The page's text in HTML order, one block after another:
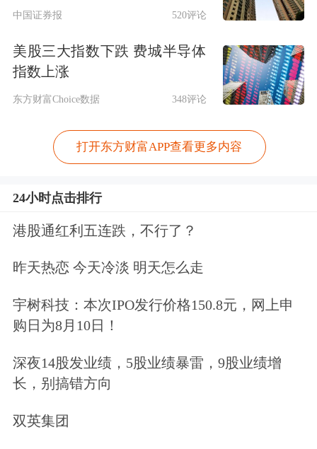
中国证券报 520评论
美股三大指数下跌 费城半导体
指数上涨
东方财富Choice数据 348评论
打开东方财富APP查看更多内容
24小时点击排行
港股通红利五连跌，不行了？
昨天热恋 今天冷淡 明天怎么走
宇树科技：本次IPO发行价格150.8元，网上申
购日为8月10日！
深夜14股发业绩，5股业绩暴雷，9股业绩增
长，别搞错方向
双英集团